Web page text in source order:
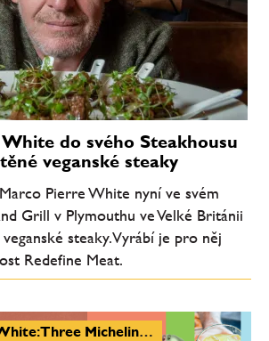
do svého Steakhousu
veganské steaky
Pierre White nyní ve svém
Grill v Plymouthu ve Velké Británii
steaky. Vyrábí je pro něj
Redefine Meat.
Marco Pierre White: Three Michelin Stars Are Boring